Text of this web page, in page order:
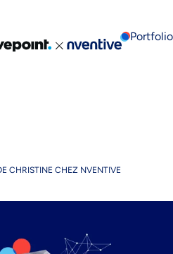
Portfolio
CHRISTINE CHEZ NVENTIVE